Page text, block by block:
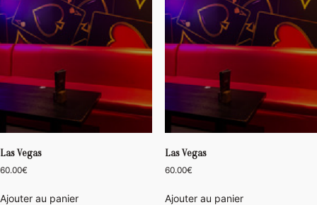
Las Vegas
60.00€
Ajouter au panier
Las Vegas
60.00€
Ajouter au panier